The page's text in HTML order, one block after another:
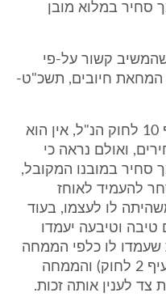
במלוא מובן
שהמשיב קשור על-פי
המחאת חיובים, תשכ"ט-
אמת, נכון הדבר, כי על-פי סעיף 10 לחוק הנ"ל, אין הוא
ואולם נראה כי
סחיר במובנו המקובל,
להעמיד לאוחז
לו לעצמו, בעוד
וטיבעה יעמדו
שעמדו לו כלפי הממחה
בעת שנודע לו על ההמחאה (סעיף 2 לחוק) והממחה
צד לענין אותה זכות.